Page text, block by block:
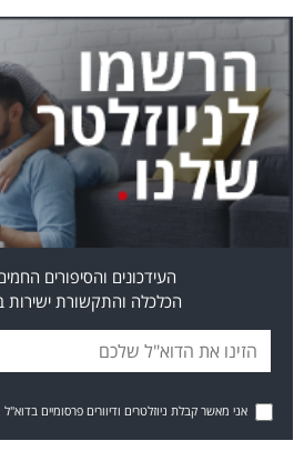
40
שיתופי
פעולה
דרושים
אדום
העידכונים והסיפורים
הכלכלה והתקשורת ישירות
אני מאשר קבלת ניוזלטרים ודיוורים פרסומיים בדוא"ל